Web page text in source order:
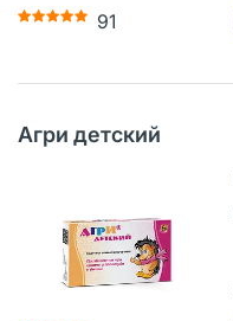
91
Агри детский